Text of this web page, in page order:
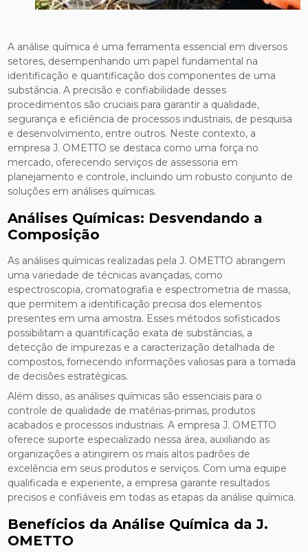
A análise química é uma ferramenta essencial em diversos
setores, desempenhando um papel fundamental na
identificação e quantificação dos componentes de uma
substância. A precisão e confiabilidade desses
procedimentos são cruciais para garantir a qualidade,
segurança e eficiência de processos industriais, de pesquisa
e desenvolvimento, entre outros. Neste contexto, a
empresa J. OMETTO se destaca como uma força no
mercado, oferecendo serviços de assessoria em
planejamento e controle, incluindo um robusto conjunto de
soluções em análises químicas.
Análises Químicas: Desvendando a
Composição
As análises químicas realizadas pela J. OMETTO abrangem
uma variedade de técnicas avançadas, como
espectroscopia, cromatografia e espectrometria de massa,
que permitem a identificação precisa dos elementos
presentes em uma amostra. Esses métodos sofisticados
possibilitam a quantificação exata de substâncias, a
detecção de impurezas e a caracterização detalhada de
compostos, fornecendo informações valiosas para a tomada
de decisões estratégicas.
Além disso, as análises químicas são essenciais para o
controle de qualidade de matérias-primas, produtos
acabados e processos industriais. A empresa J. OMETTO
oferece suporte especializado nessa área, auxiliando as
organizações a atingirem os mais altos padrões de
excelência em seus produtos e serviços. Com uma equipe
qualificada e experiente, a empresa garante resultados
precisos e confiáveis em todas as etapas da análise química.
Benefícios da Análise Química da J.
OMETTO